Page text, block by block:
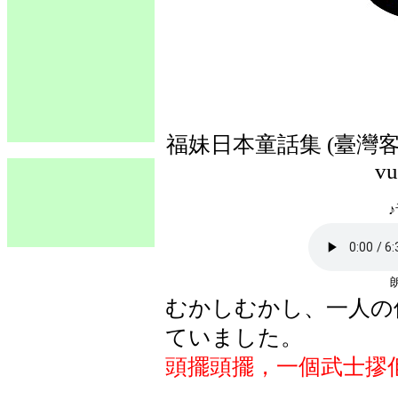
福妹日本童話集 (臺灣
むかしむかし、一人
ていました。
頭擺頭擺，一個武士摎